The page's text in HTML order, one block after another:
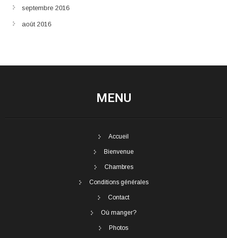
septembre 2016
août 2016
MENU
Accueil
Bienvenue
Chambres
Conditions générales
Contact
Où manger?
Photos